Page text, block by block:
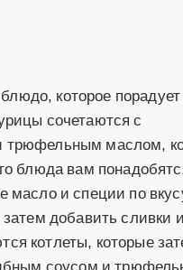
которое
сочетаются с
трюфельным маслом,
блюда вам
и специи по
добавить сливки и
котлеты, которые
соусом и